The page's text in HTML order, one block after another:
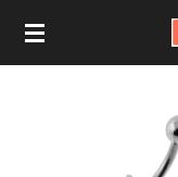
Ga
direct